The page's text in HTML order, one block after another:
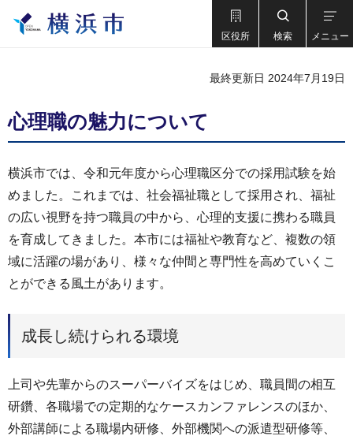
区役所 検索 メニュー
最終更新日 2024年7月19日
心理職の魅力について
横浜市では、令和元年度から心理職区分での採用試験を始
めました。これまでは、社会福祉職として採用され、福祉
の広い視野を持つ職員の中から、心理的支援に携わる職員
を育成してきました。本市には福祉や教育など、複数の領
域に活躍の場があり、様々な仲間と専門性を高めていくこ
とができる風土があります。
成長し続けられる環境
上司や先輩からのスーパーバイズをはじめ、職員間の相互
研鑽、各職場での定期的なケースカンファレンスのほか、
外部講師による職場内研修、外部機関への派遣型研修等、